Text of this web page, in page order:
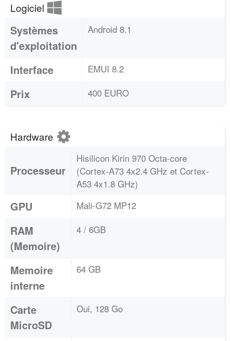
Logiciel
Systèmes
d'exploitation
Android 8.1
Interface EMUI 8.2
Prix 400 EURO
Hardware
Processeur
Hisilicon Kirin 970 Octa-core
(Cortex-A73 4x2.4 GHz et Cortex-
A53 4x1.8 GHz)
GPU Mali-G72 MP12
RAM
(Memoire)
4 / 6GB
Memoire
interne
64 GB
Carte
MicroSD
Oui, 128 Go